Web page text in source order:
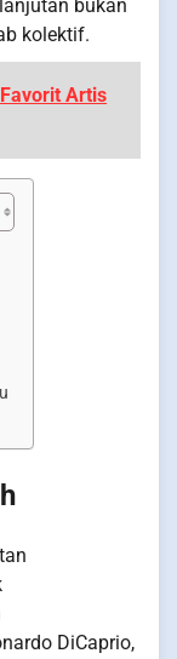
bukan
kolektif.
Artis
DiCaprio,